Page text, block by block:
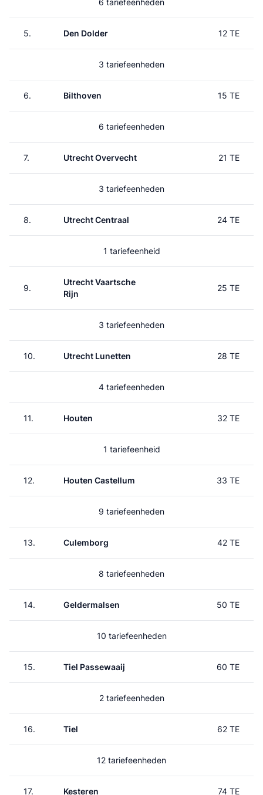
6 tariefeenheden
5. Den Dolder 12 TE
3 tariefeenheden
6. Bilthoven 15 TE
6 tariefeenheden
7. Utrecht Overvecht 21 TE
3 tariefeenheden
8. Utrecht Centraal 24 TE
1 tariefeenheid
9.
Utrecht Vaartsche
Rijn
25 TE
3 tariefeenheden
10. Utrecht Lunetten 28 TE
4 tariefeenheden
11. Houten 32 TE
1 tariefeenheid
12. Houten Castellum 33 TE
9 tariefeenheden
13. Culemborg 42 TE
8 tariefeenheden
14. Geldermalsen 50 TE
10 tariefeenheden
15. Tiel Passewaaij 60 TE
2 tariefeenheden
16. Tiel 62 TE
12 tariefeenheden
17. Kesteren 74 TE